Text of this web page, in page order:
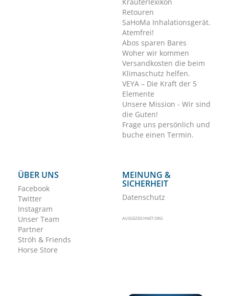
Retouren
SaHoMa Inhalationsgerät.
Atemfrei!
Abos sparen Bares
Woher wir kommen
Versandkosten die beim
Klimaschutz helfen.
VEYA – Die Kraft der 5
Elemente
Unsere Mission - Wir sind
die Guten!
Frage uns persönlich und
buche einen Termin.
ÜBER UNS
Facebook
Twitter
Instagram
Unser Team
Partner
Ströh & Friends
Horse Store
MEINUNG &
SICHERHEIT
Datenschutz
AUSGEZEICHNET.ORG